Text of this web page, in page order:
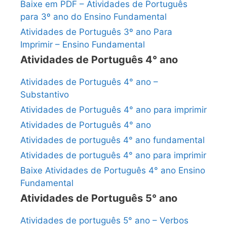
Baixe em PDF – Atividades de Português
para 3º ano do Ensino Fundamental
Atividades de Português 3º ano Para
Imprimir – Ensino Fundamental
Atividades de Português 4° ano
Atividades de Português 4° ano –
Substantivo
Atividades de Português 4° ano para imprimir
Atividades de Português 4° ano
Atividades de português 4° ano fundamental
Atividades de português 4° ano para imprimir
Baixe Atividades de Português 4° ano Ensino
Fundamental
Atividades de Português 5° ano
Atividades de português 5° ano – Verbos